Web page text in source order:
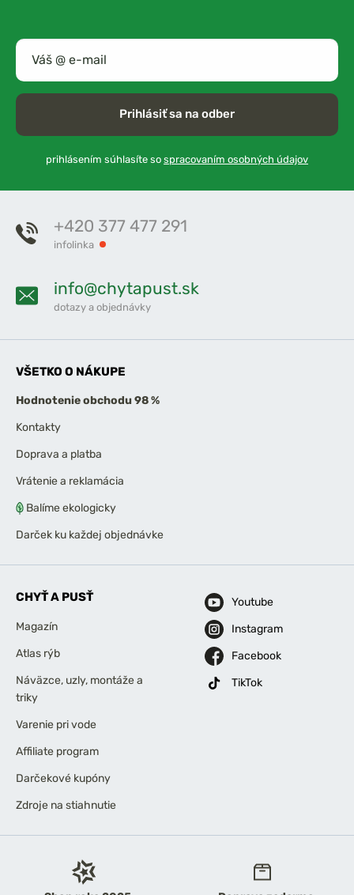
Prihlásiť sa na odber
prihlásením súhlasíte so spracovaním osobných údajov
+420 377 477 291
infolinka
info@chytapust.sk
dotazy a objednávky
VŠETKO O NÁKUPE
Hodnotenie obchodu 98 %
Kontakty
Doprava a platba
Vrátenie a reklamácia
Balíme ekologicky
Darček ku každej objednávke
CHYŤ A PUSŤ
Magazín
Atlas rýb
Náväzce, uzly, montáže a
triky
Varenie pri vode
Affiliate program
Darčekové kupóny
Zdroje na stiahnutie
Youtube
Instagram
Facebook
TikTok